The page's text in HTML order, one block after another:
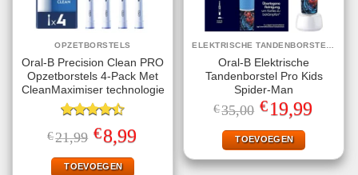
OPZETBORSTELS
Oral-B Precision Clean PRO
Opzetborstels 4-Pack Met
CleanMaximiser technologie
Gewaardeerd
4.50uit 5
€21,99 Oorspronkelijke
prijs
was:
€21,99.
€8,99Huidige
prijs
TOEVOEGEN
ELEKTRISCHE TANDENBORSTELS
Oral-B Elektrische
Tandenborstel Pro Kids
Spider-Man
€35,00 Oorspronkelijke
prijs
was:
€35,00.
€19,99Huidige
prijs
TOEVOEGEN